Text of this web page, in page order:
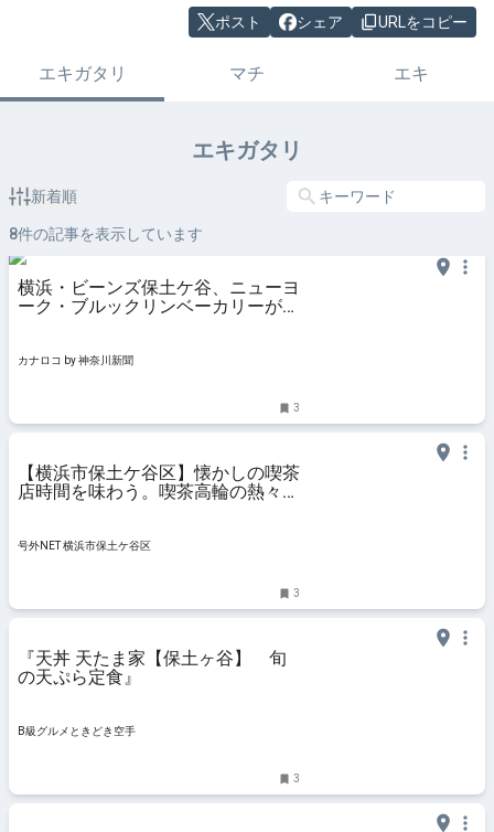
ポスト シェア URLをコピー
エキガタリ マチ エキ
エキガタリ
新着順
8件の記事を表示しています
横浜・ビーンズ保土ケ谷、ニューヨ
ーク・ブルックリンベーカリーが出
カナロコ by 神奈川新聞
3
【横浜市保土ケ谷区】懐かしの喫茶
店時間を味わう。喫茶高輪の熱々ナ
号外NET 横浜市保土ケ谷区
3
『天丼 天たま家【保土ヶ谷】 旬
の天ぷら定食』
B級グルメときどき空手
3